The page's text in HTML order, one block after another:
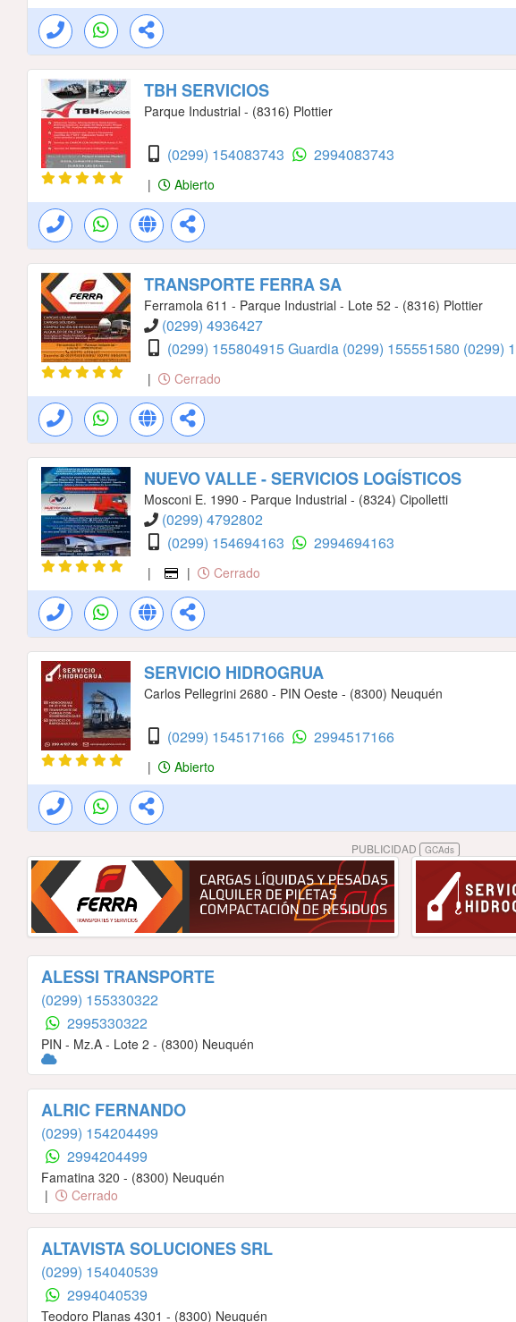
TBH SERVICIOS
Parque Industrial - (8316) Plottier
(0299) 154083743 2994083743
| Abierto
TRANSPORTE FERRA SA
Ferramola 611 - Parque Industrial - Lote 52 - (8316) Plottier
(0299) 4936427
(0299) 155804915 Guardia (0299) 155551580 (0299)
| Cerrado
NUEVO VALLE - SERVICIOS LOGÍSTICOS
Mosconi E. 1990 - Parque Industrial - (8324) Cipolletti
(0299) 4792802
(0299) 154694163
2994694163
| | Cerrado
SERVICIO HIDROGRUA
Carlos Pellegrini 2680 - PIN Oeste - (8300) Neuquén
(0299) 154517166 2994517166
| Abierto
PUBLICIDAD GCAds
ALESSI TRANSPORTE
(0299) 155330322
2995330322
PIN - Mz.A - Lote 2 - (8300) Neuquén
ALRIC FERNANDO
(0299) 154204499
2994204499
Famatina 320 - (8300) Neuquén
|
Cerrado
ALTAVISTA SOLUCIONES SRL
(0299) 154040539
2994040539
Teodoro Planas 4301 - (8300) Neuquén